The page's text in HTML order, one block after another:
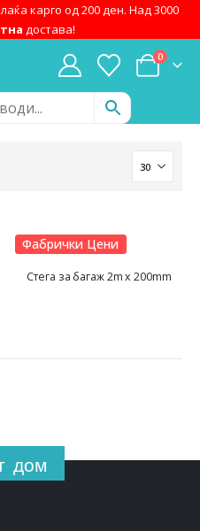
карго од 200 ден. Над 3000
достава!
0
Фабрички Цени
Стегa за багаж 2m x 200mm
дом